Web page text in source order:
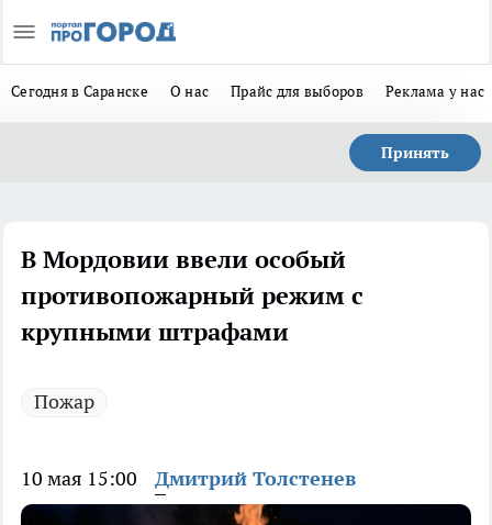
Сегодня в Саранске О нас Прайс для выборов Реклама у нас
Принять
В Мордовии ввели особый
противопожарный режим с
крупными штрафами
Пожар
10 мая 15:00 Дмитрий Толстенев